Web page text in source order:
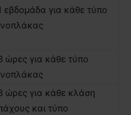
εβδομάδα για κάθε τύπο
ώρες για κάθε τύπο
ώρες για κάθε κλάση
και τύπο